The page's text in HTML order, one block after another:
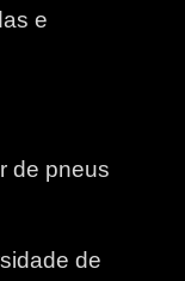
e
de pneus
de